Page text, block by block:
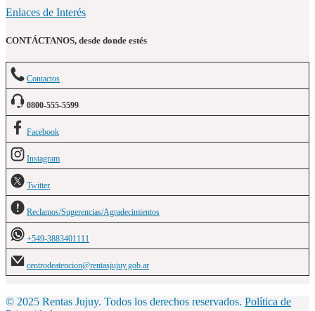
Enlaces de Interés
CONTÁCTANOS, desde donde estés
Contactos
0800-555-5599
Facebook
Instagram
Twitter
Reclamos/Sugerencias/Agradecimientos
+549-3883401111
centrodeatencion@rentasjujuy.gob.ar
© 2025 Rentas Jujuy. Todos los derechos reservados. Política de